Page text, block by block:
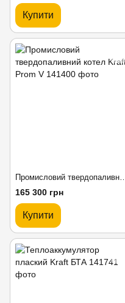
Купити
165 300 грн
Купити